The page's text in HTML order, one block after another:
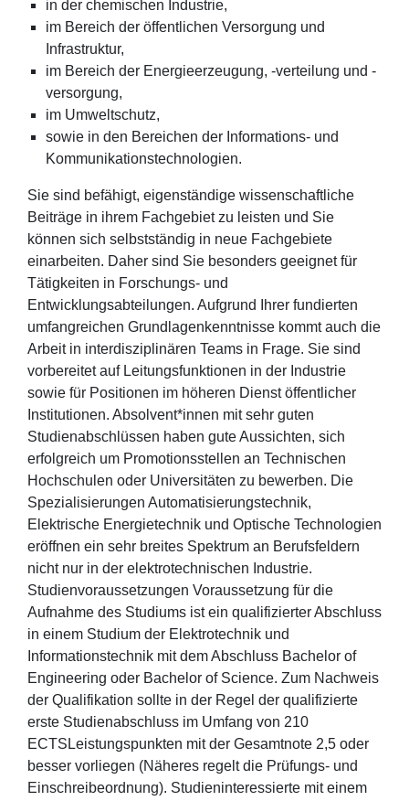
in der chemischen Industrie,
im Bereich der öffentlichen Versorgung und
Infrastruktur,
im Bereich der Energieerzeugung, -verteilung und -
versorgung,
im Umweltschutz,
sowie in den Bereichen der Informations- und
Kommunikationstechnologien.
Sie sind befähigt, eigenständige wissenschaftliche
Beiträge in ihrem Fachgebiet zu leisten und Sie
können sich selbstständig in neue Fachgebiete
einarbeiten. Daher sind Sie besonders geeignet für
Tätigkeiten in Forschungs- und
Entwicklungsabteilungen. Aufgrund Ihrer fundierten
umfangreichen Grundlagenkenntnisse kommt auch die
Arbeit in interdisziplinären Teams in Frage. Sie sind
vorbereitet auf Leitungsfunktionen in der Industrie
sowie für Positionen im höheren Dienst öffentlicher
Institutionen. Absolvent*innen mit sehr guten
Studienabschlüssen haben gute Aussichten, sich
erfolgreich um Promotionsstellen an Technischen
Hochschulen oder Universitäten zu bewerben. Die
Spezialisierungen Automatisierungstechnik,
Elektrische Energietechnik und Optische Technologien
eröffnen ein sehr breites Spektrum an Berufsfeldern
nicht nur in der elektrotechnischen Industrie.
Studienvoraussetzungen Voraussetzung für die
Aufnahme des Studiums ist ein qualifizierter Abschluss
in einem Studium der Elektrotechnik und
Informationstechnik mit dem Abschluss Bachelor of
Engineering oder Bachelor of Science. Zum Nachweis
der Qualifikation sollte in der Regel der qualifizierte
erste Studienabschluss im Umfang von 210
ECTSLeistungspunkten mit der Gesamtnote 2,5 oder
besser vorliegen (Näheres regelt die Prüfungs- und
Einschreibeordnung). Studieninteressierte mit einem